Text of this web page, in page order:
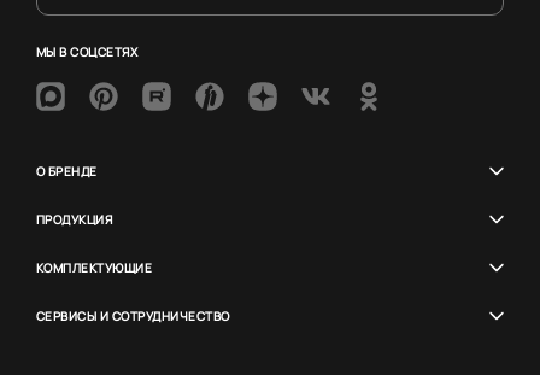
МЫ В СОЦСЕТЯХ
О БРЕНДЕ
ПРОДУКЦИЯ
КОМПЛЕКТУЮЩИЕ
СЕРВИСЫ И СОТРУДНИЧЕСТВО